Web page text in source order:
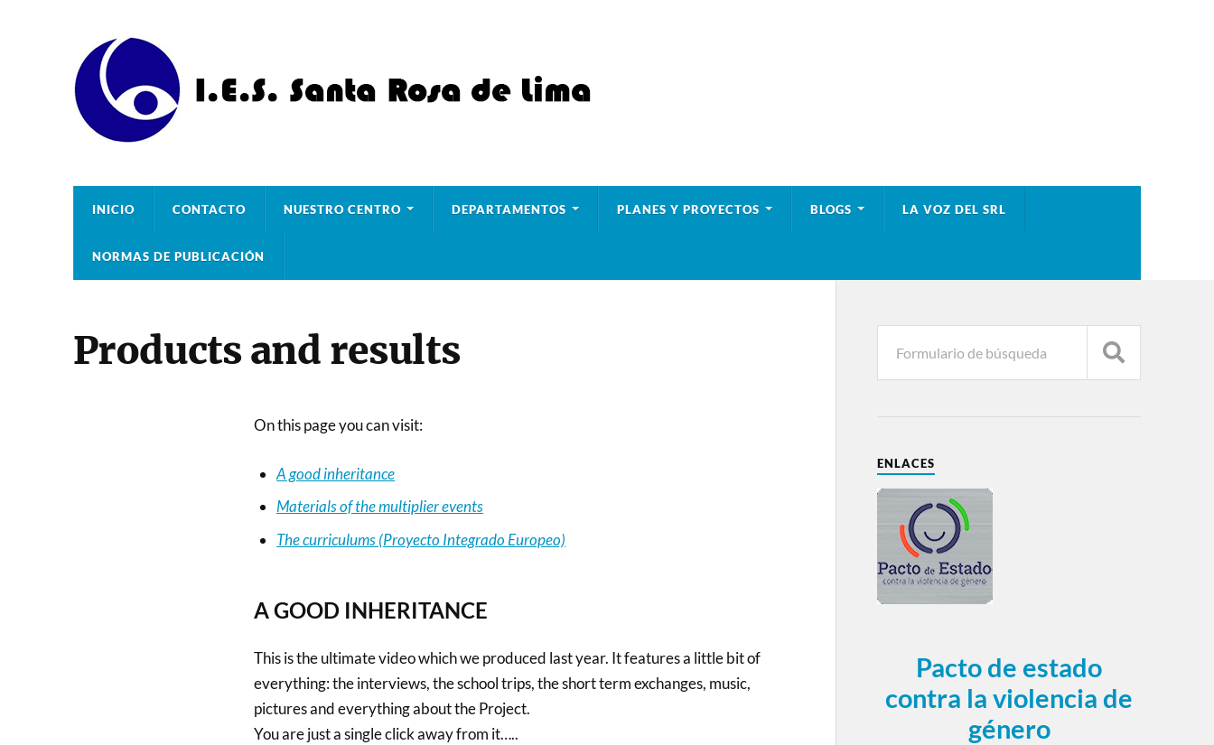
INICIO CONTACTO NUESTRO CENTRO DEPARTAMENTOS PLANES Y PROYECTOS BLOGS LA VOZ DEL SRL
NORMAS DE PUBLICACIÓN
Products and results
On this page you can visit:
A good inheritance
Materials of the multiplier events
The curriculums (Proyecto Integrado Europeo)
A GOOD INHERITANCE
This is the ultimate video which we produced last year. It features a little bit of
everything: the interviews, the school trips, the short term exchanges, music,
pictures and everything about the Project.
You are just a single click away from it…..
ENLACES
Pacto de estado
contra la violencia de
género